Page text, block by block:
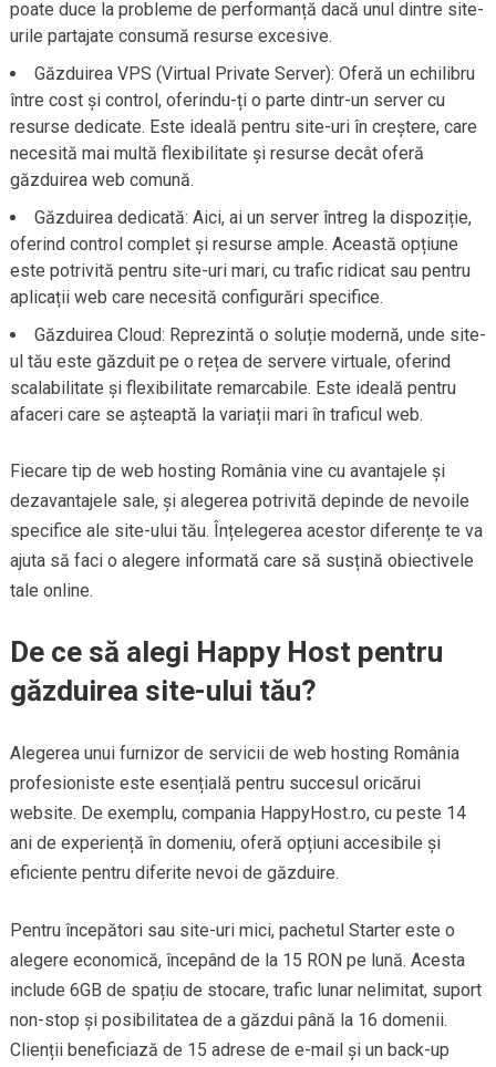
poate duce la probleme de performanță dacă unul dintre site-
urile partajate consumă resurse excesive.
Găzduirea VPS (Virtual Private Server): Oferă un echilibru
între cost și control, oferindu-ți o parte dintr-un server cu
resurse dedicate. Este ideală pentru site-uri în creștere, care
necesită mai multă flexibilitate și resurse decât oferă
găzduirea web comună.
Găzduirea dedicată: Aici, ai un server întreg la dispoziție,
oferind control complet și resurse ample. Această opțiune
este potrivită pentru site-uri mari, cu trafic ridicat sau pentru
aplicații web care necesită configurări specifice.
Găzduirea Cloud: Reprezintă o soluție modernă, unde site-
ul tău este găzduit pe o rețea de servere virtuale, oferind
scalabilitate și flexibilitate remarcabile. Este ideală pentru
afaceri care se așteaptă la variații mari în traficul web.
Fiecare tip de web hosting România vine cu avantajele și
dezavantajele sale, și alegerea potrivită depinde de nevoile
specifice ale site-ului tău. Înțelegerea acestor diferențe te va
ajuta să faci o alegere informată care să susțină obiectivele
tale online.
De ce să alegi Happy Host pentru
găzduirea site-ului tău?
Alegerea unui furnizor de servicii de web hosting România
profesioniste este esențială pentru succesul oricărui
website. De exemplu, compania HappyHost.ro, cu peste 14
ani de experiență în domeniu, oferă opțiuni accesibile și
eficiente pentru diferite nevoi de găzduire.
Pentru începători sau site-uri mici, pachetul Starter este o
alegere economică, începând de la 15 RON pe lună. Acesta
include 6GB de spațiu de stocare, trafic lunar nelimitat, suport
non-stop și posibilitatea de a găzdui până la 16 domenii.
Clienții beneficiază de 15 adrese de e-mail și un back-up